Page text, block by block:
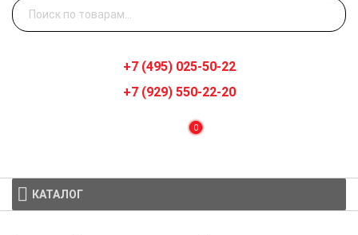
Искать:
0
+7 (495) 025-50-22
+7 (929) 550-22-20
КАТАЛОГ